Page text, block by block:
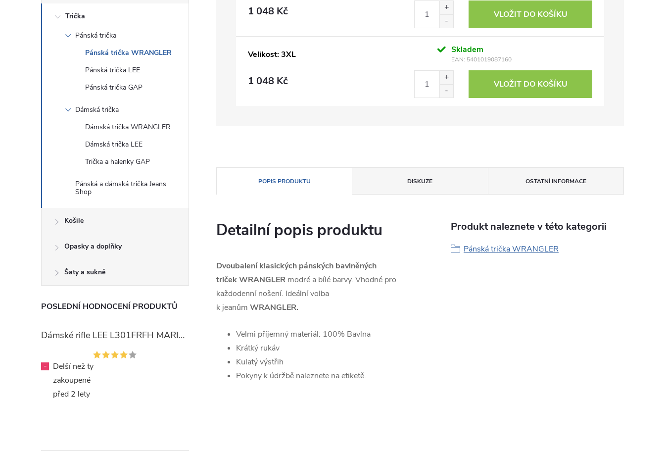
Trička
Pánská trička
Pánská trička WRANGLER
Pánská trička LEE
Pánská trička GAP
Dámská trička
Dámská trička WRANGLER
Dámská trička LEE
Trička a halenky GAP
Pánská a dámská trička Jeans
Shop
Košile
Opasky a doplňky
Šaty a sukně
POSLEDNÍ HODNOCENÍ PRODUKTŮ
Dámské rifle LEE L301FRFH MARION STRAIGHT RINSE
-
Delší než ty
zakoupené
před 2 lety
1 048 Kč VLOŽIT DO KOŠÍKU
Velikost: 3XL Skladem
EAN: 5401019087160
1 048 Kč VLOŽIT DO KOŠÍKU
POPIS PRODUKTU DISKUZE OSTATNÍ INFORMACE
Detailní popis produktu
Dvoubalení klasických pánských bavlněných
tričekWRANGLER modré a bílé barvy. Vhodné pro
každodenní nošení. Ideální volba
k jeanům WRANGLER.
Velmi příjemný materiál: 100% Bavlna
Krátký rukáv
Kulatý výstřih
Pokyny k údržbě naleznete na etiketě.
Produkt naleznete v této kategorii
Pánská trička WRANGLER